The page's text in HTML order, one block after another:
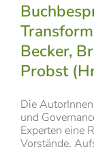
Becker,
Probst
Die
und
Experten eine
Vorstände,